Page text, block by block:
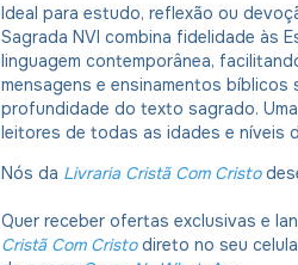
Ideal para estudo, reflexão ou
Sagrada NVI combina fidelidade às
linguagem contemporânea,
mensagens e ensinamentos bíblicos
profundidade do texto sagrado.
leitores de todas as idades e níveis
Nós da Livraria Cristã Com Cristo
Quer receber ofertas exclusivas e
Cristã Com Cristodireto no seu